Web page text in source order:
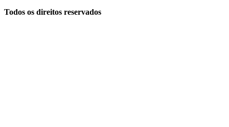
Todos os direitos reservados